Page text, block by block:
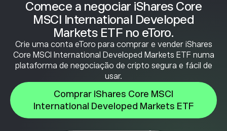
Comece a negociar iShares Core
MSCI International Developed
Markets ETF no eToro.
Crie uma conta eToro para comprar e vender iShares
Core MSCI International Developed Markets ETF numa
plataforma de negociação de cripto segura e fácil de
usar.
Comprar iShares Core MSCI
International Developed Markets ETF